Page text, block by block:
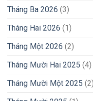
Tháng Ba 2026 (3)
Tháng Hai 2026 (1)
Tháng Một 2026 (2)
Tháng Mười Hai 2025 (4)
Tháng Mười Một 2025 (2)